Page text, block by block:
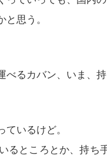
思う。
るカバン、いま、持
いるけど。
るところとか、持ち